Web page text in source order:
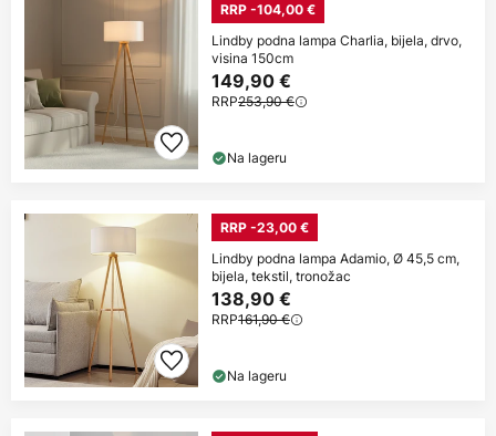
RRP -104,00 €
Lindby podna lampa Charlia, bijela, drvo,
visina 150cm
149,90 €
RRP253,90 €
Na lageru
RRP -23,00 €
Lindby podna lampa Adamio, Ø 45,5 cm,
bijela, tekstil, tronožac
138,90 €
RRP161,90 €
Na lageru